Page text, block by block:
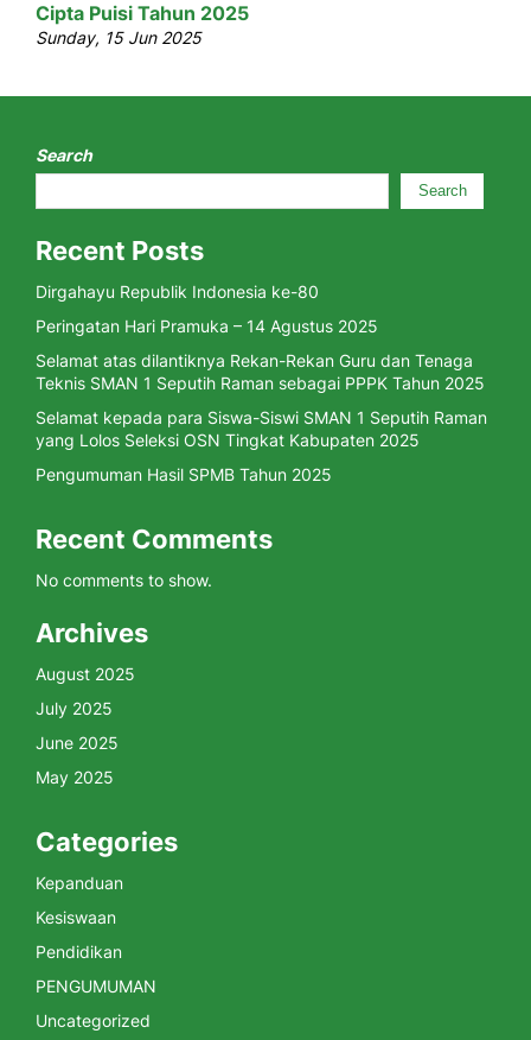
Cipta Puisi Tahun 2025
Sunday, 15 Jun 2025
Search
Search
Recent Posts
Dirgahayu Republik Indonesia ke-80
Peringatan Hari Pramuka – 14 Agustus 2025
Selamat atas dilantiknya Rekan-Rekan Guru dan Tenaga
Teknis SMAN 1 Seputih Raman sebagai PPPK Tahun 2025
Selamat kepada para Siswa-Siswi SMAN 1 Seputih Raman
yang Lolos Seleksi OSN Tingkat Kabupaten 2025
Pengumuman Hasil SPMB Tahun 2025
Recent Comments
No comments to show.
Archives
August 2025
July 2025
June 2025
May 2025
Categories
Kepanduan
Kesiswaan
Pendidikan
PENGUMUMAN
Uncategorized